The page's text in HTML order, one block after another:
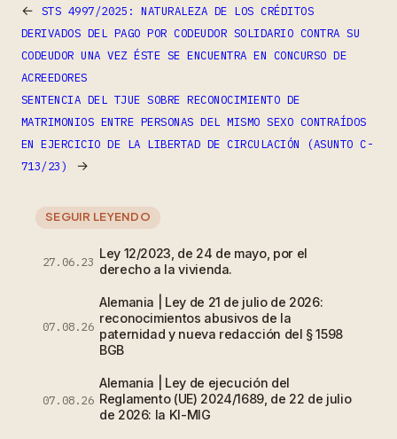
←
STS 4997/2025: NATURALEZA DE LOS CRÉDITOS
DERIVADOS DEL PAGO POR CODEUDOR SOLIDARIO CONTRA SU
CODEUDOR UNA VEZ ÉSTE SE ENCUENTRA EN CONCURSO DE
ACREEDORES
SENTENCIA DEL TJUE SOBRE RECONOCIMIENTO DE
MATRIMONIOS ENTRE PERSONAS DEL MISMO SEXO CONTRAÍDOS
EN EJERCICIO DE LA LIBERTAD DE CIRCULACIÓN (ASUNTO C-
713/23)
→
SEGUIR LEYENDO
27.06.23
Ley 12/2023, de 24 de mayo, por el
derecho a la vivienda.
07.08.26
Alemania | Ley de 21 de julio de 2026:
reconocimientos abusivos de la
paternidad y nueva redacción del § 1598
BGB
07.08.26
Alemania | Ley de ejecución del
Reglamento (UE) 2024/1689, de 22 de julio
de 2026: la KI-MIG